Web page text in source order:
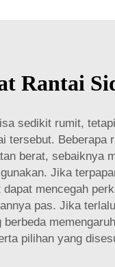
Rantai
sedikit rumit,
tersebut.
berat, sebaiknya
Jika
mencegah
pas. Jika
pilihan yang